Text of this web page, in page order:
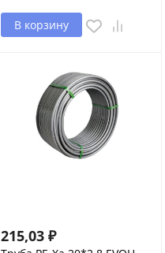
В корзину
215,03 ₽